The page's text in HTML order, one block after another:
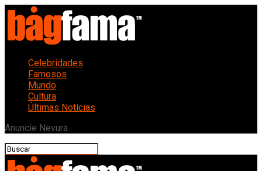
Celebridades
Famosos
Mundo
Cultura
Últimas Notícias
Anuncie Nevura